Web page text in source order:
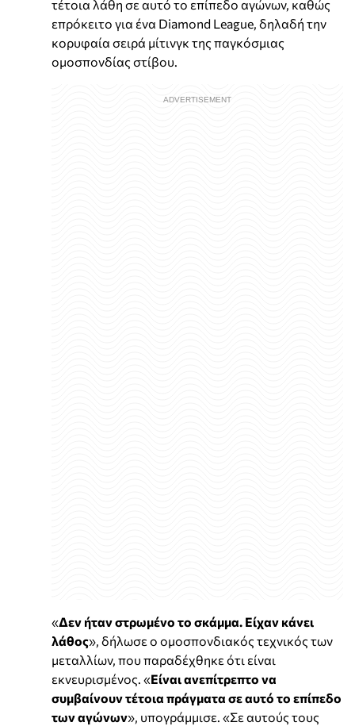
τέτοια λάθη σε αυτό το επίπεδο αγώνων, καθώς
επρόκειτο για ένα Diamond League, δηλαδή την
κορυφαία σειρά μίτινγκ της παγκόσμιας
ομοσπονδίας στίβου.
«Δεν ήταν στρωμένο το σκάμμα. Είχαν κάνει
λάθος», δήλωσε ο ομοσπονδιακός τεχνικός των
μεταλλίων, που παραδέχθηκε ότι είναι
εκνευρισμένος. «Είναι ανεπίτρεπτο να
συμβαίνουν τέτοια πράγματα σε αυτό το επίπεδο
των αγώνων», υπογράμμισε. «Σε αυτούς τους